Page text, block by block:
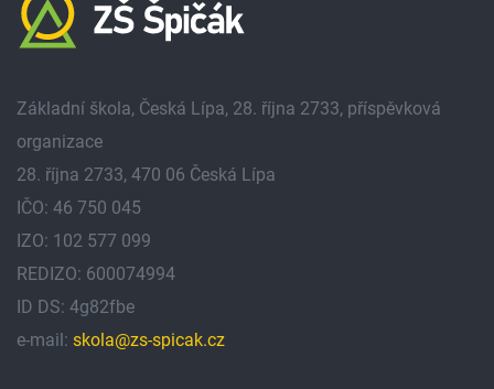
Základní škola, Česká Lípa, 28. října 2733, příspěvková
organizace
28. října 2733, 470 06 Česká Lípa
IČO: 46 750 045
IZO: 102 577 099
REDIZO: 600074994
ID DS: 4g82fbe
e-mail: skola@zs-spicak.cz